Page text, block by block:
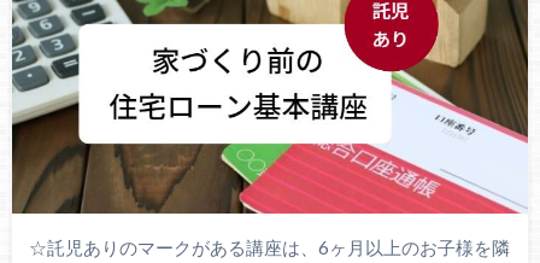
☆託児ありのマークがある講座は、6ヶ月以上のお子様を隣